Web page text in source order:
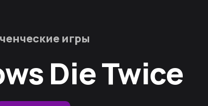
игры
Die Twice